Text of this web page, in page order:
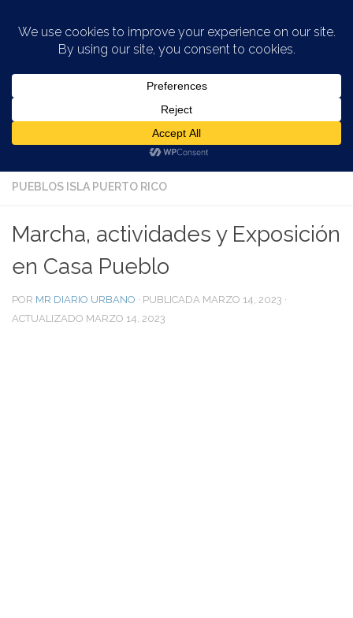
AMBIENTAL EN LA CIUDAD
CLIMÁTICO Y CIUDADES/CASCOS ANTIGUOS/CINE EN LA
PUEBLOS ISLA PUERTO RICO
Marcha, actividades y Exposición
en Casa Pueblo
POR MR DIARIO URBANO · PUBLICADA MARZO 14, 2023 ·
ACTUALIZADO MARZO 14, 2023